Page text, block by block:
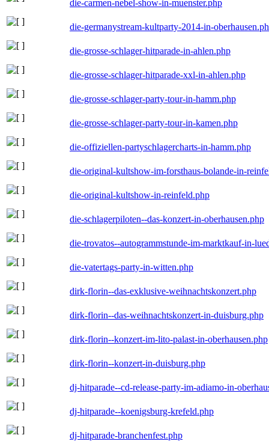
die-carmen-nebel-show-in-muenster.php
die-germanystream-kultparty-2014-in-
die-grosse-schlager-hitparade-in-ahlen.php
die-grosse-schlager-hitparade-xxl-in-ahlen.php
die-grosse-schlager-party-tour-in-hamm.php
die-grosse-schlager-party-tour-in-kamen.php
die-offiziellen-partyschlagercharts-in-hamm.php
die-original-kultshow-im-forsthaus-bolande-in-
die-original-kultshow-in-reinfeld.php
die-schlagerpiloten--das-konzert-in-oberhausen.php
die-trovatos--autogrammstunde-im-marktkauf-in-
die-vatertags-party-in-witten.php
dirk-florin--das-exklusive-weihnachtskonzert.php
dirk-florin--das-weihnachtskonzert-in-duisburg.php
dirk-florin--konzert-im-lito-palast-in-oberhausen.php
dirk-florin--konzert-in-duisburg.php
dj-hitparade--cd-release-party-im-adiamo-in-
dj-hitparade--koenigsburg-krefeld.php
dj-hitparade-branchenfest.php